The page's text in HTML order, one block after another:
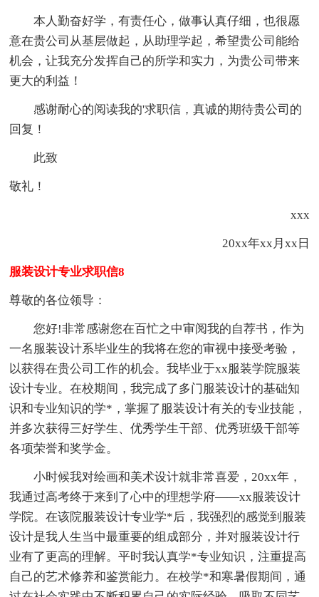
本人勤奋好学，有责任心，做事认真仔细，也很愿
意在贵公司从基层做起，从助理学起，希望贵公司能给
机会，让我充分发挥自己的所学和实力，为贵公司带来
更大的利益！
感谢耐心的阅读我的'求职信，真诚的期待贵公司的
回复！
此致
敬礼！
xxx
20xx年xx月xx日
服装设计专业求职信8
尊敬的各位领导：
您好!非常感谢您在百忙之中审阅我的自荐书，作为
一名服装设计系毕业生的我将在您的审视中接受考验，
以获得在贵公司工作的机会。我毕业于xx服装学院服装
设计专业。在校期间，我完成了多门服装设计的基础知
识和专业知识的学*，掌握了服装设计有关的专业技能，
并多次获得三好学生、优秀学生干部、优秀班级干部等
各项荣誉和奖学金。
小时候我对绘画和美术设计就非常喜爱，20xx年，
我通过高考终于来到了心中的理想学府——xx服装设计
学院。在该院服装设计专业学*后，我强烈的感觉到服装
设计是我人生当中最重要的组成部分，并对服装设计行
业有了更高的理解。平时我认真学*专业知识，注重提高
自己的艺术修养和鉴赏能力。在校学*和寒暑假期间，通